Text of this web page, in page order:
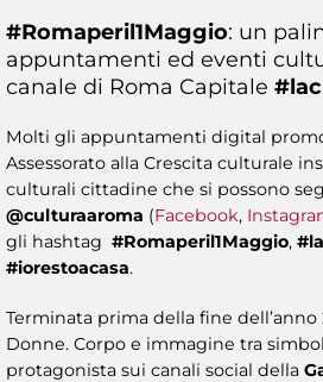
#Romaperil1Maggio: un
appuntamenti ed eventi
canale di Roma Capitale
Molti gli appuntamenti digital
Assessorato alla Crescita culturale
culturali cittadine che si possono
@culturaaroma (Facebook,
gli hashtag #Romaperil1Maggio,
#iorestoacasa.
Terminata prima della fine dell’anno
Donne. Corpo e immagine tra
protagonista sui canali social della